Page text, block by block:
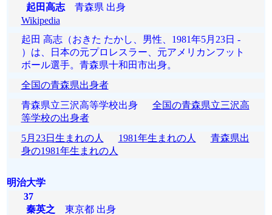
起田高志青森県 出身
Wikipedia
起田 高志（おきた たかし、男性、1981年5月23日 -
）は、日本の元プロレスラー、元アメリカンフット
ボール選手。青森県十和田市出身。
全国の青森県出身者
青森県立三沢高等学校出身 全国の青森県立三沢高
等学校の出身者
5月23日生まれの人
1981年生まれの人
青森県出
身の1981年生まれの人
明治大学
37
秦英之 東京都 出身